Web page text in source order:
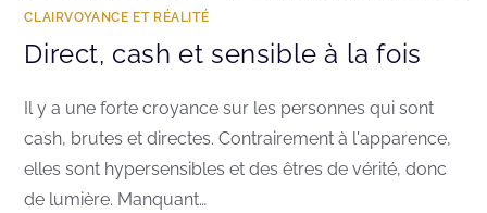
CLAIRVOYANCE ET RÉALITÉ
Direct, cash et sensible à la fois
Il y a une forte croyance sur les personnes qui sont
cash, brutes et directes. Contrairement à l'apparence,
elles sont hypersensibles et des êtres de vérité, donc
de lumière. Manquant…